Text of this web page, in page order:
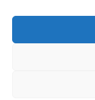
@Vatteville-